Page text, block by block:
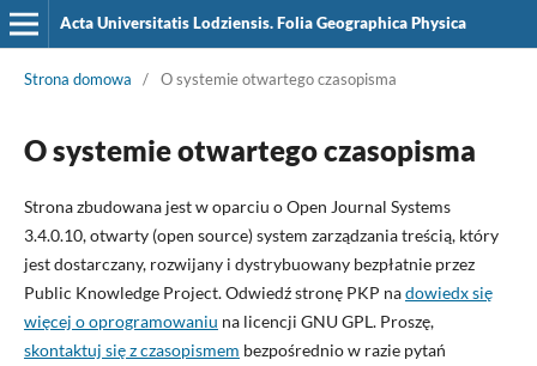
Acta Universitatis Lodziensis. Folia Geographica Physica
Strona domowa / O systemie otwartego czasopisma
O systemie otwartego czasopisma
Strona zbudowana jest w oparciu o Open Journal Systems
3.4.0.10, otwarty (open source) system zarządzania treścią, który
jest dostarczany, rozwijany i dystrybuowany bezpłatnie przez
Public Knowledge Project. Odwiedź stronę PKP nadowiedx się
więcej o oprogramowaniu na licencji GNU GPL. Proszę,
skontaktuj się z czasopismem bezpośrednio w razie pytań